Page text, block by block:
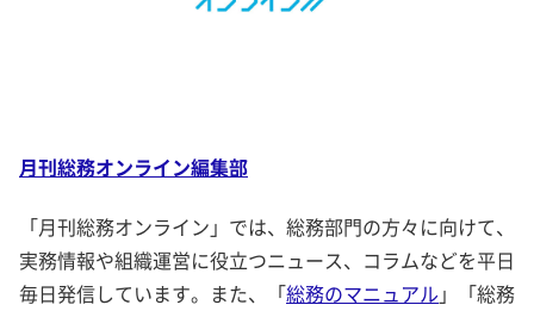
月刊総務オンライン編集部
「月刊総務オンライン」では、総務部門の方々に向けて、
実務情報や組織運営に役立つニュース、コラムなどを平日
毎日発信しています。また、「総務のマニュアル 」「総務